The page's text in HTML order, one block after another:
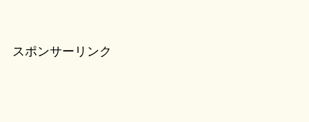
スポンサーリンク